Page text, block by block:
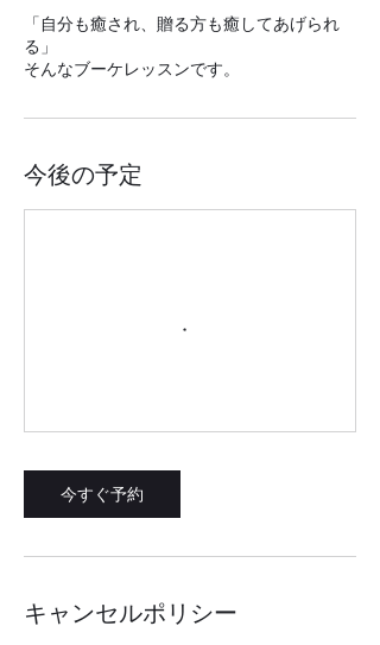
「自分も癒され、贈る方も癒してあげられ
る」
そんなブーケレッスンです。
今後の予定
今すぐ予約
キャンセルポリシー